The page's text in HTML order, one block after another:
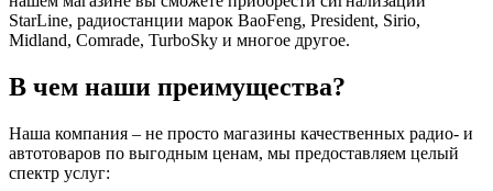
StarLine, радиостанции марок BaoFeng, President, Sirio,
Midland, Comrade, TurboSky и многое другое.
В чем наши преимущества?
Наша компания – не просто магазины качественных радио- и
автотоваров по выгодным ценам, мы предоставляем целый
спектр услуг: